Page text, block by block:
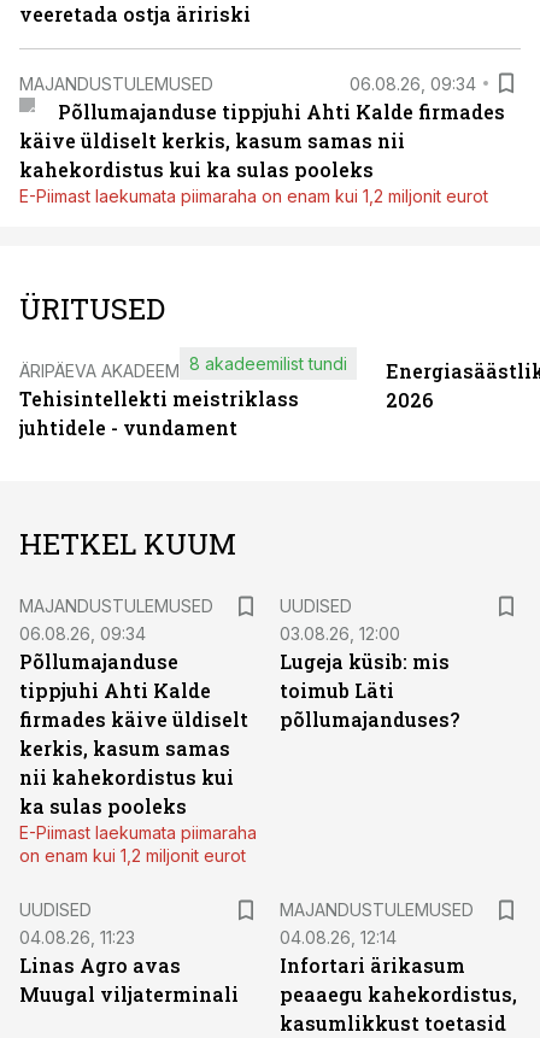
veeretada ostja äririski
MAJANDUSTULEMUSED 06.08.26, 09:34
Põllumajanduse tippjuhi Ahti Kalde firmades
käive üldiselt kerkis, kasum samas nii
kahekordistus kui ka sulas pooleks
E-Piimast laekumata piimaraha on enam kui 1,2 miljonit eurot
ÜRITUSED
ÄRIPÄEVA AKADEEMIA
Tehisintellekti meistriklass
juhtidele - vundament
8 akadeemilist tundi
2026
HETKEL KUUM
MAJANDUSTULEMUSED
06.08.26, 09:34
Põllumajanduse
tippjuhi Ahti Kalde
firmades käive üldiselt
kerkis, kasum samas
nii kahekordistus kui
ka sulas pooleks
E-Piimast laekumata piimaraha
on enam kui 1,2 miljonit eurot
UUDISED
03.08.26, 12:00
Lugeja küsib: mis
toimub Läti
põllumajanduses?
UUDISED
04.08.26, 11:23
Linas Agro avas
Muugal viljaterminali
MAJANDUSTULEMUSED
04.08.26, 12:14
Infortari ärikasum
peaaegu kahekordistus,
kasumlikkust toetasid